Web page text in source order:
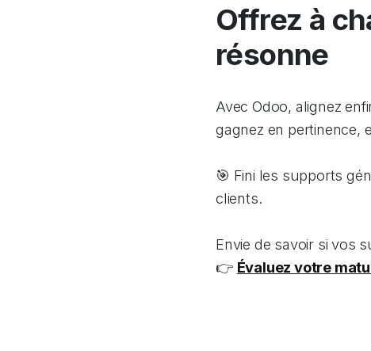
Offrez à
résonne
Avec Odoo, alignez
gagnez en pertinence,
🎯 Fini les supports
clients.
Envie de savoir si vos
👉 Évaluez votre